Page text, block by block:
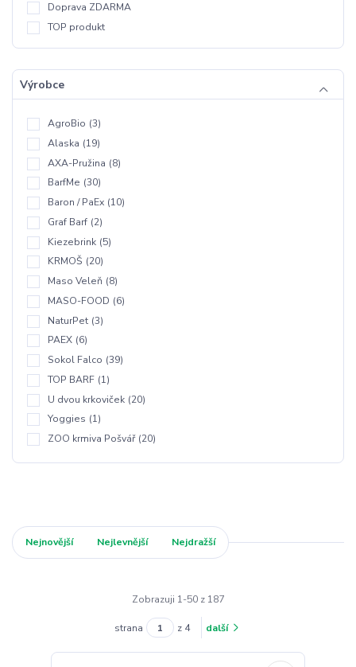
Doprava ZDARMA
TOP produkt
Výrobce
AgroBio (3)
Alaska (19)
AXA-Pružina (8)
BarfMe (30)
Baron / PaEx (10)
Graf Barf (2)
Kiezebrink (5)
KRMOŠ (20)
Maso Veleň (8)
MASO-FOOD (6)
NaturPet (3)
PAEX (6)
Sokol Falco (39)
TOP BARF (1)
U dvou krkoviček (20)
Yoggies (1)
ZOO krmiva Pošvář (20)
Nejnovější Nejlevnější Nejdražší
Zobrazuji 1-50 z 187
strana z 4 další